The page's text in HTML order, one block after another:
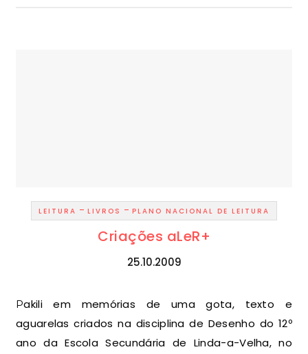
LEITURA - LIVROS - PLANO NACIONAL DE LEITURA
Criações aLeR+
25.10.2009
Pakili em memórias de uma gota, texto e
aguarelas criados na disciplina de Desenho do 12º
ano da Escola Secundária de Linda-a-Velha, no